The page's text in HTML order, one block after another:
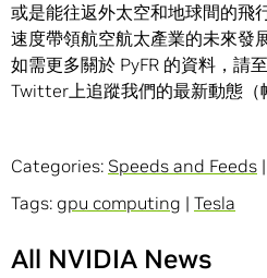
或是能往返外太空和地球間的飛
速度帶領航空航太產業的未來發展
如需更多關於 PyFR 的資料，請至
Twitter上追蹤我們的最新動態（
Categories: Speeds and Feeds |
Tags: gpu computing | Tesla
All NVIDIA News